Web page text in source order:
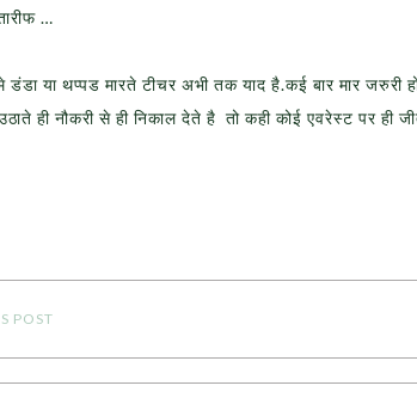
…
डंडा या थप्पड मारते टीचर अभी तक याद है.कई बार मार
ही नौकरी से ही निकाल देते है तो कही कोई एवरेस्ट पर ही
POST